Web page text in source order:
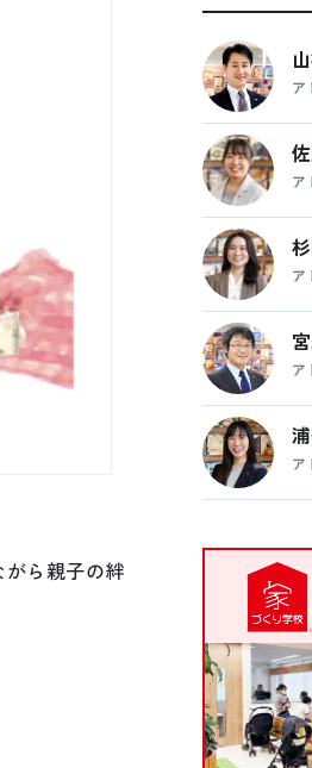
ら親子の絆
ア
ア
ア
ア
ア